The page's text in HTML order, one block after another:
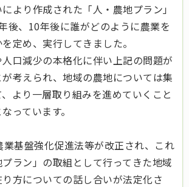
より作成された「人・農地プラン」
後、10年後に誰がどのように農業を
定め、実行してきました。
口減少の本格化に伴い上記の問題が
考えられ、地域の農地については集
より一層取り組みを進めていくこと
っています。
基盤強化促進法等が改正され、これ
ラン」の取組として行ってきた地域
方についての話し合いが法定化さ